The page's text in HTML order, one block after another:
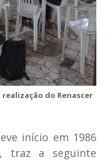
do Renascer
início em 1986
traz a seguinte